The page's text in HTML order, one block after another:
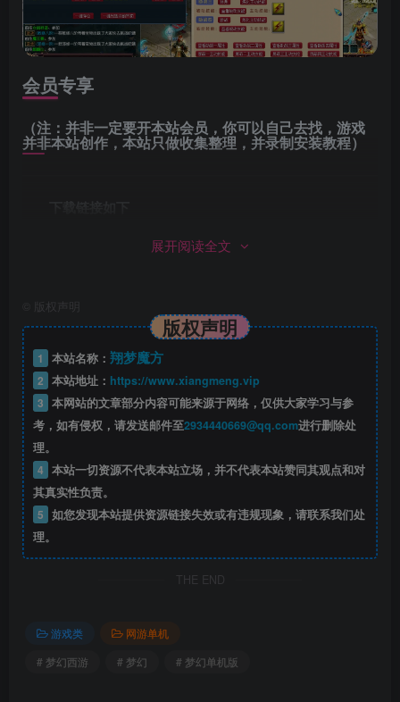
会员专享
（注：并非一定要开本站会员，你可以自己去找，游戏
并非本站创作，本站只做收集整理，并录制安装教程）
仅供本站会员可免费下载，请注册并开通本站会员
此处内容已隐藏，黄金会员（年费）可见
请登录后查看特权
©下载资源版权归原作者所有;本站所有资源均来源于网
络,仅供学习使用,请支持正版
------------------------------------------------------
修改记得备份数据，出错无法恢复！一切修改，与本店
（站）无关！
------------------------------------------------------
展开阅读全文
版权声明
版权声明
1 本站名称： 翔梦魔方
2 本站地址： https://www.xiangmeng.vip
3 本网站的文章部分内容可能来源于网络，仅供大家学习与参
考，如有侵权，请发送邮件至2934440669@qq.com进行删除处
理。
4 本站一切资源不代表本站立场，并不代表本站赞同其观点和对
其真实性负责。
5 如您发现本站提供资源链接失效或有违规现象，请联系我们处
理。
THE END
游戏类
网游单机
# 梦幻西游
# 梦幻 # 梦幻单机版